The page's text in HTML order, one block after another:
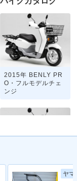
2015年 BENLY PR
O・フルモデルチェ
ンジ
2011年 BNELY PR
O・新登場
ヤマ